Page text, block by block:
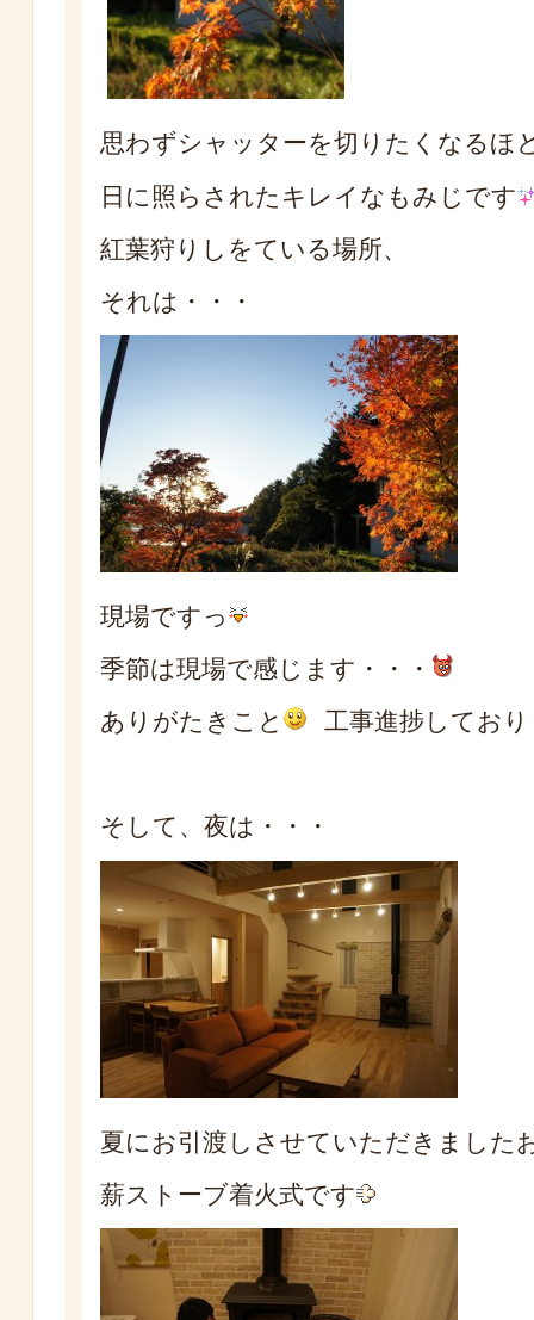
思わずシャッターを切りたくなるほ
日に照らされたキレイなもみじです
紅葉狩りしをている場所、
それは・・・
現場ですっ
季節は現場で感じます・・・
ありがたきこと
工事進捗してお
そして、夜は・・・
夏にお引渡しさせていただきました
薪ストーブ着火式です